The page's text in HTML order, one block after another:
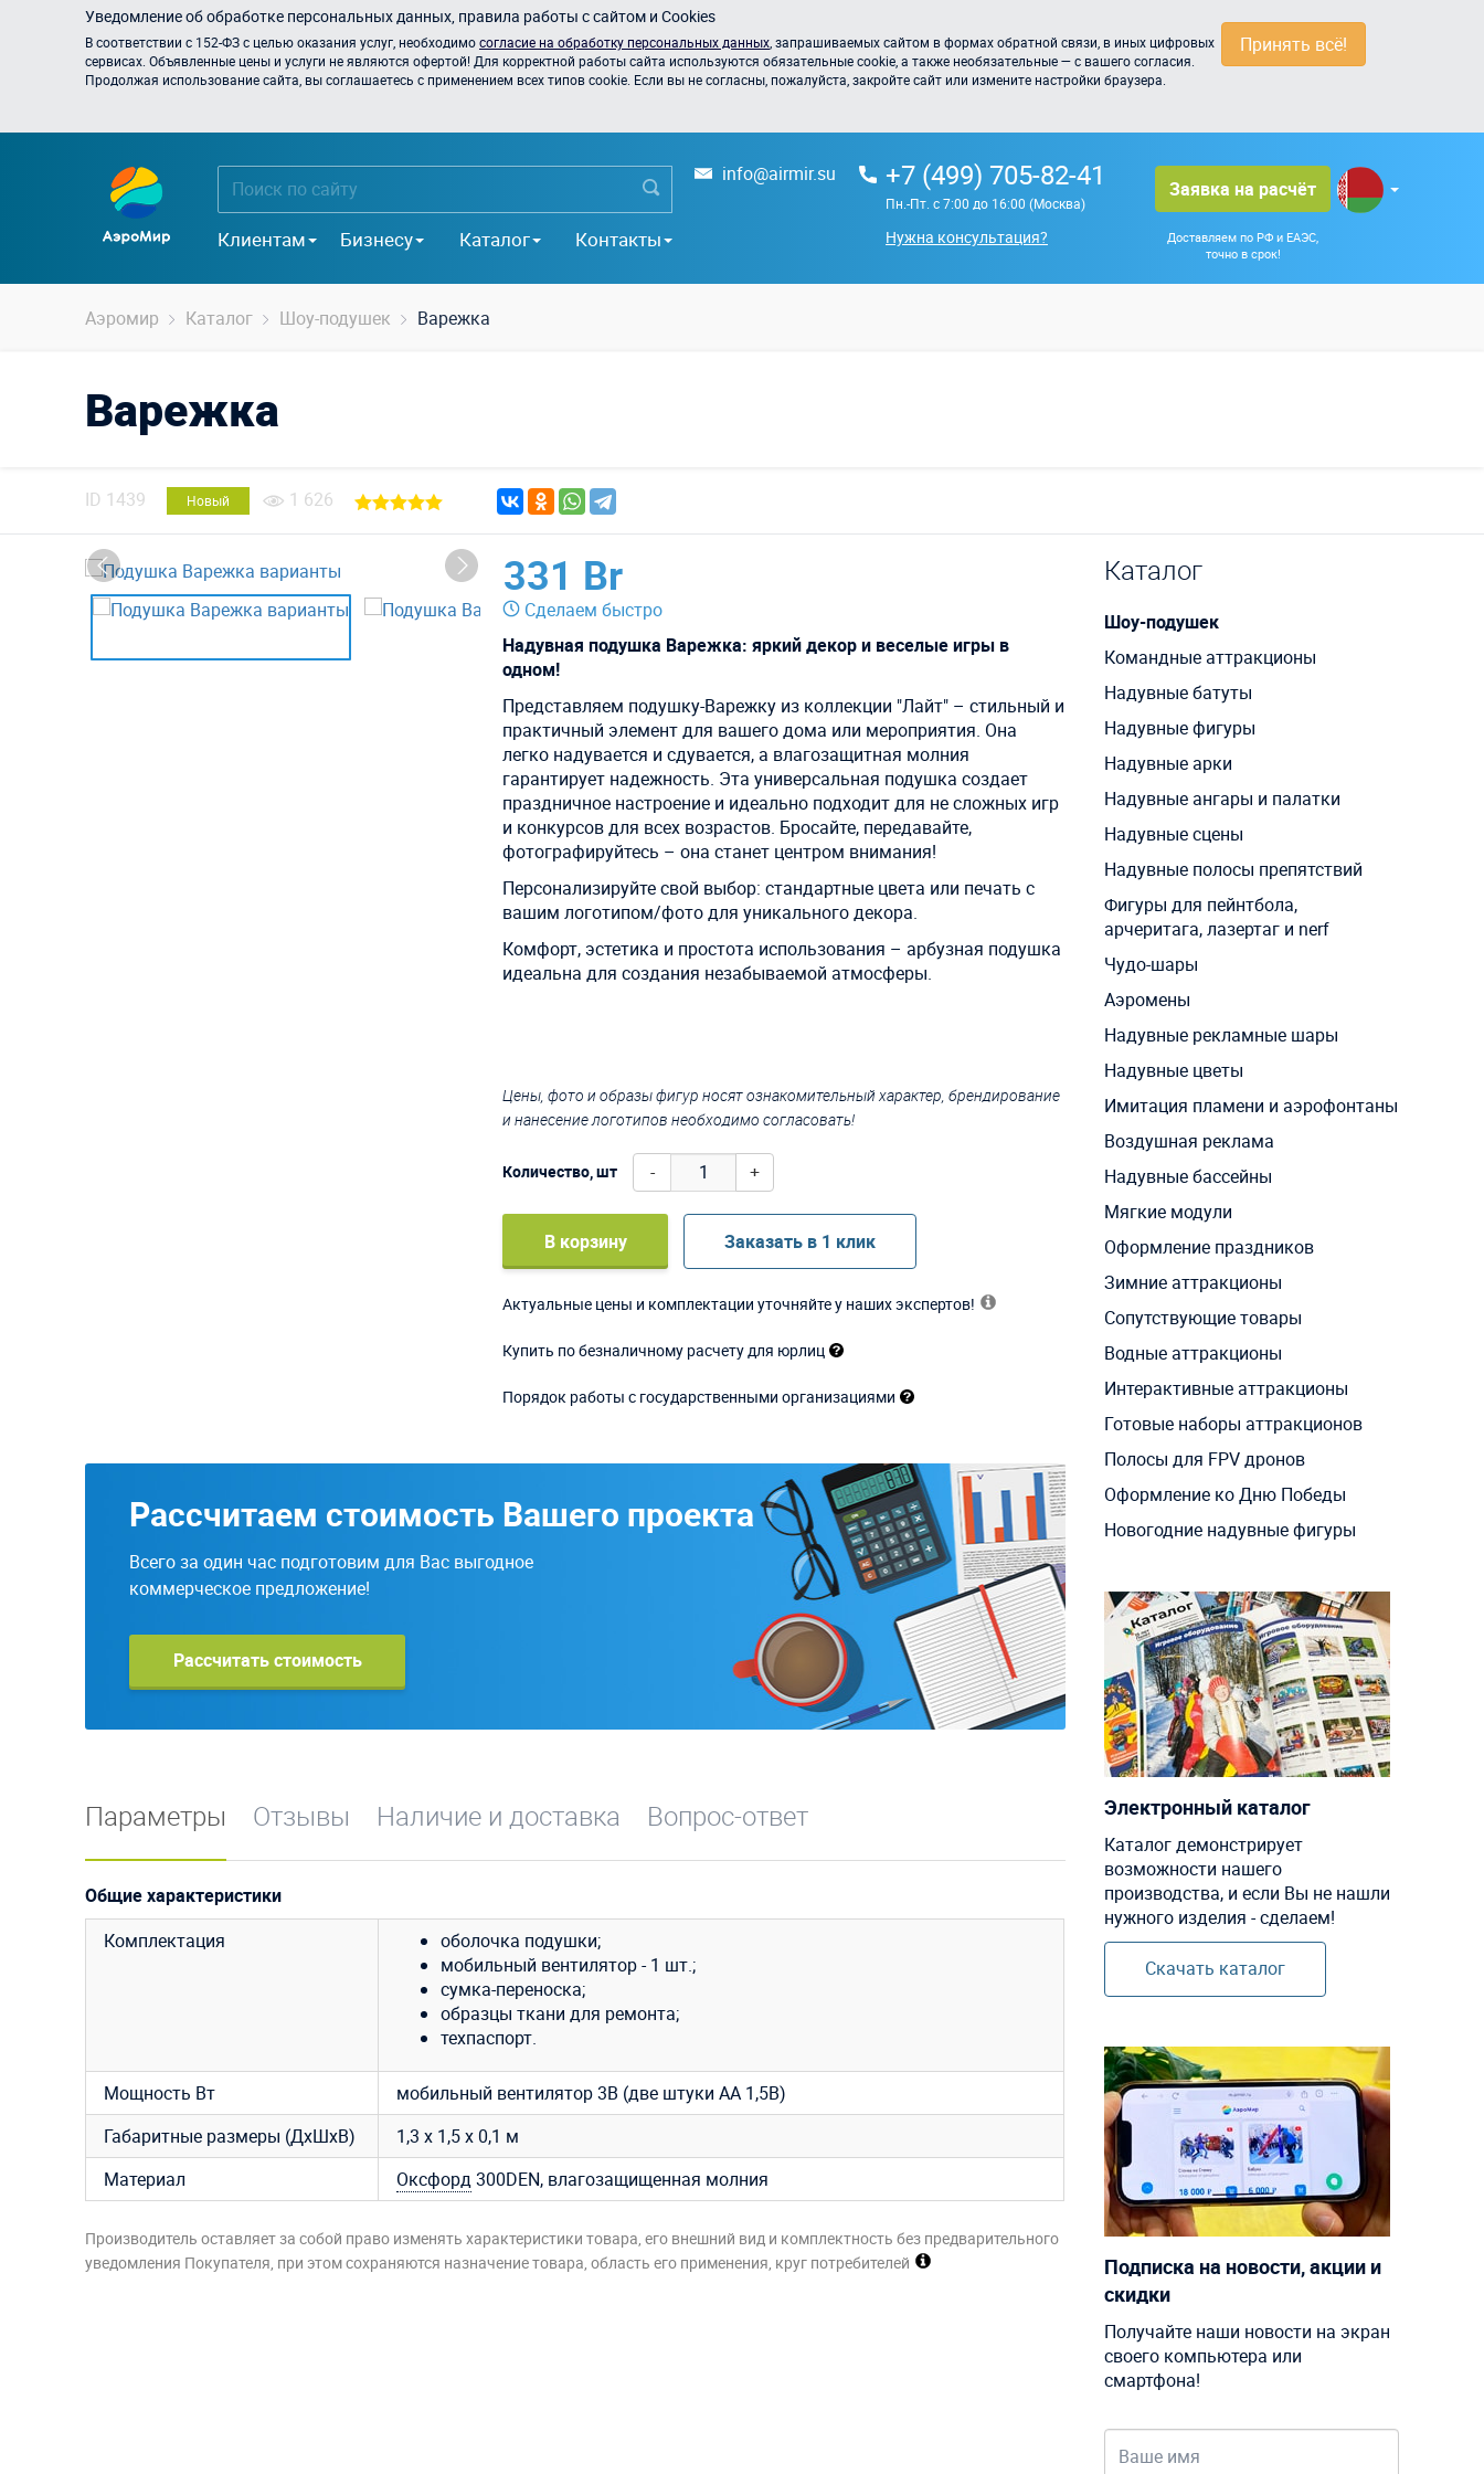
Принять всё!
Уведомление об обработке персональных данных, правила работы с сайтом и Cookies
В соответствии с 152-ФЗ с целью оказания услуг, необходимосогласие на обработку персональных данных , запрашиваемых сайтом в формах обратной связи, в иных цифровых
сервисах. Объявленные цены и услуги не являются офертой! Для корректной работы сайта используются обязательные cookie, а также необязательные — с вашего согласия.
Продолжая использование сайта, вы соглашаетесь с применением всех типов cookie. Если вы не согласны, пожалуйста, закройте сайт или измените настройки браузера.
Клиентам Бизнесу Каталог Контакты
info@airmir.su +7 (499) 705-82-41
Пн.-Пт. с 7:00 до 16:00 (Москва)
Нужна консультация?
Заявка на расчёт
Доставляем по РФ и ЕАЭС,
точно в срок!
Аэромир Каталог Шоу-подушек Варежка
Варежка
ID 1439 Новый 1 626
331 Br
Сделаем быстро
Надувная подушка Варежка: яркий декор и веселые игры в
одном!
Представляем подушку-Варежку из коллекции "Лайт" – стильный и
практичный элемент для вашего дома или мероприятия. Она
легко надувается и сдувается, а влагозащитная молния
гарантирует надежность. Эта универсальная подушка создает
праздничное настроение и идеально подходит для не сложных игр
и конкурсов для всех возрастов. Бросайте, передавайте,
фотографируйтесь – она станет центром внимания!
Персонализируйте свой выбор: стандартные цвета или печать с
вашим логотипом/фото для уникального декора.
Комфорт, эстетика и простота использования – арбузная подушка
идеальна для создания незабываемой атмосферы.
Цены, фото и образы фигур носят ознакомительный характер, брендирование
и нанесение логотипов необходимо согласовать!
Количество, шт - +
В корзину Заказать в 1 клик
Актуальные цены и комплектации уточняйте у наших экспертов!
Купить по безналичному расчету для юрлиц
Порядок работы с государственными организациями
Рассчитаем стоимость Вашего проекта
Всего за один час подготовим для Вас выгодное
коммерческое предложение!
Рассчитать стоимость
Параметры Отзывы Наличие и доставка Вопрос-ответ
Общие характеристики
Комплектация
оболочка подушки;
мобильный вентилятор - 1 шт.;
сумка-переноска;
образцы ткани для ремонта;
техпаспорт.
Мощность Вт
мобильный вентилятор 3В (две штуки АА 1,5В)
Габаритные размеры (ДхШхВ)
1,3 x 1,5 x 0,1 м
Материал
Оксфорд300DEN, влагозащищенная молния
Производитель оставляет за собой право изменять характеристики товара, его внешний вид и комплектность без предварительного
уведомления Покупателя, при этом сохраняются назначение товара, область его применения, круг потребителей
Каталог
Шоу-подушек
Командные аттракционы
Надувные батуты
Надувные фигуры
Надувные арки
Надувные ангары и палатки
Надувные сцены
Надувные полосы препятствий
Фигуры для пейнтбола,
арчеритага, лазертаг и nerf
Чудо-шары
Аэромены
Надувные рекламные шары
Надувные цветы
Имитация пламени и аэрофонтаны
Воздушная реклама
Надувные бассейны
Мягкие модули
Оформление праздников
Зимние аттракционы
Сопутствующие товары
Водные аттракционы
Интерактивные аттракционы
Готовые наборы аттракционов
Полосы для FPV дронов
Оформление ко Дню Победы
Новогодние надувные фигуры
Электронный каталог
Каталог демонстрирует
возможности нашего
производства, и если Вы не нашли
нужного изделия - сделаем!
Скачать каталог
Подписка на новости, акции и
скидки
Получайте наши новости на экран
своего компьютера или
смартфона!